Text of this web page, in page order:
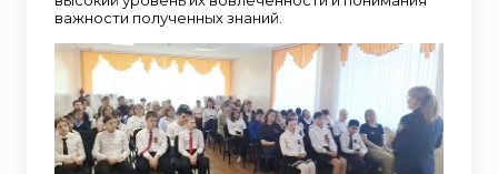
важности полученных знаний.